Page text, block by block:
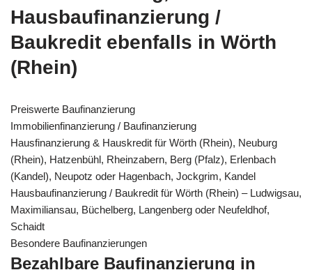
Hausbaufinanzierung /
Baukredit ebenfalls in Wörth
(Rhein)
Preiswerte Baufinanzierung
Immobilienfinanzierung / Baufinanzierung
Hausfinanzierung & Hauskredit für Wörth (Rhein), Neuburg
(Rhein), Hatzenbühl, Rheinzabern, Berg (Pfalz), Erlenbach
(Kandel), Neupotz oder Hagenbach, Jockgrim, Kandel
Hausbaufinanzierung / Baukredit für Wörth (Rhein) – Ludwigsau,
Maximiliansau, Büchelberg, Langenberg oder Neufeldhof,
Schaidt
Besondere Baufinanzierungen
Bezahlbare Baufinanzierung in